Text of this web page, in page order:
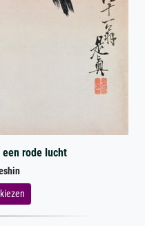
rode lucht